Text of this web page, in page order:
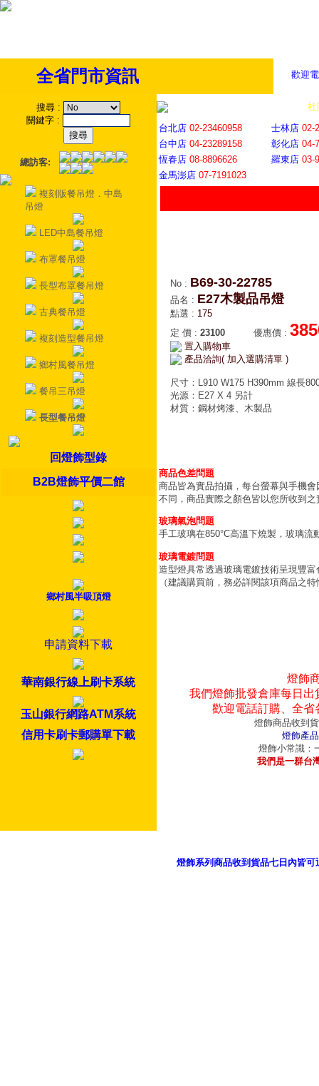
歡迎
全省門市資訊
搜尋 :
關鍵字 :
總訪客:
複刻版餐吊燈．中島
吊燈
LED中島餐吊燈
布罩餐吊燈
長型布罩餐吊燈
古典餐吊燈
複刻造型餐吊燈
鄉村風餐吊燈
餐吊三吊燈
長型餐吊燈
回燈飾型錄
B2B燈飾平價二館
鄉村風半吸頂燈
申請資料下載
華南銀行線上刷卡系統
玉山銀行網路ATM系統
信用卡刷卡郵購單下載
社
台北店 02-23460958 士林店 02-
台中店 04-23289158 彰化店 04-
恆春店 08-8896626 羅東店 03-
金馬澎店 07-7191023
No : B69-30-22785
品名 : E27木製品吊燈
點選 : 175
定 價 : 23100 優惠價 :
置入購物車
產品洽詢( 加入選購清單 )
尺寸：L910 W175 H390mm 線長
光源：E27 X 4 另計
材質：鋼材烤漆、木製品
商品色差問題
商品皆為實品拍攝，每台螢幕與手機
不同，商品實際之顏色皆以您所收到之
玻璃氣泡問題
手工玻璃在850°C高溫下燒製，玻璃
玻璃電鍍問題
造型燈具常透過玻璃電鍍技術呈現豐
（建議購買前，務必詳閱該項商品之
燈飾
我們燈飾批發倉庫每日
歡迎電話訂購、全
燈飾商品收到
燈飾產
燈飾小常識：
我們是一群台
燈飾系列商品收到貨品七日內皆